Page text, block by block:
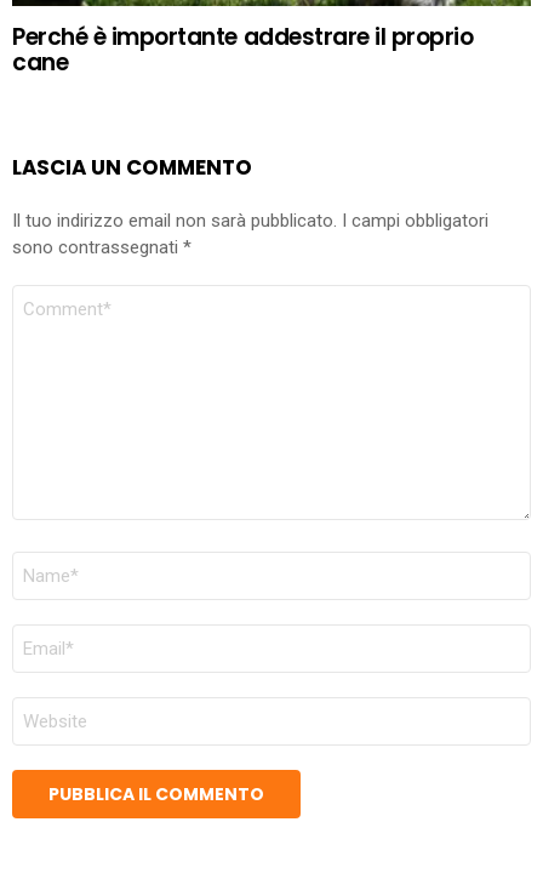
Perché è importante addestrare il proprio
cane
LASCIA UN COMMENTO
Il tuo indirizzo email non sarà pubblicato. I campi obbligatori
sono contrassegnati *
COMMENTO
NOME
EMAIL
SITO
WEB